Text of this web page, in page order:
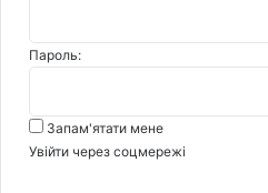
Пароль:
Запам'ятати мене
Увійти через соцмережі